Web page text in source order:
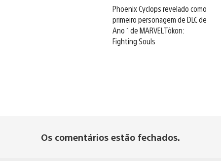
Phoenix Cyclops revelado como
primeiro personagem de DLC de
Ano 1 de MARVEL Tōkon:
Fighting Souls
Os comentários estão fechados.